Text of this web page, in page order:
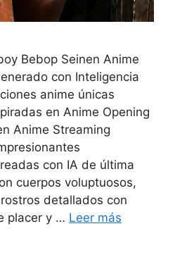
Bebop Seinen Anime
con Inteligencia
anime únicas
en Anime Opening
Anime Streaming
con IA de última
cuerpos voluptuosos,
detallados con
placer y … Leer más